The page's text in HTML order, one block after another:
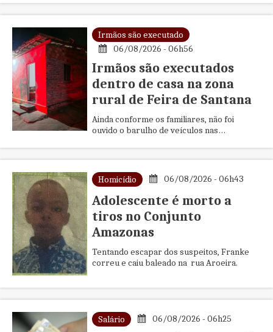
Irmãos são executado
06/08/2026 - 06h56
Irmãos são executados
dentro de casa na zona
rural de Feira de Santana
Ainda conforme os familiares, não foi
ouvido o barulho de veículos nas
Homicídio 06/08/2026 - 06h43
Adolescente é morto a
tiros no Conjunto
Amazonas
Tentando escapar dos suspeitos, Franke
correu e caiu baleado na rua Aroeira.
Salário 06/08/2026 - 06h25